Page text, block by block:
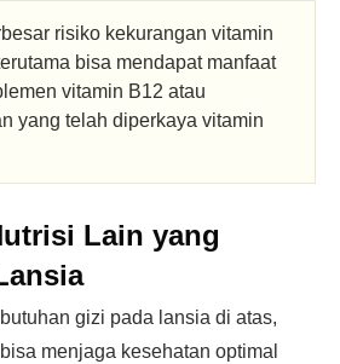
risiko kekurangan vitamin
bisa mendapat manfaat
vitamin B12 atau
yang telah diperkaya vitamin
Lain yang
gizi pada lansia di atas,
menjaga kesehatan optimal